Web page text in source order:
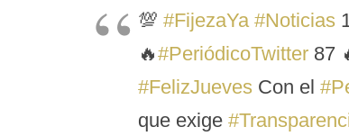
💯 #FijezaYa #Noticias
🔥#PeriódicoTwitter 87
#FelizJueves Con el
que exige